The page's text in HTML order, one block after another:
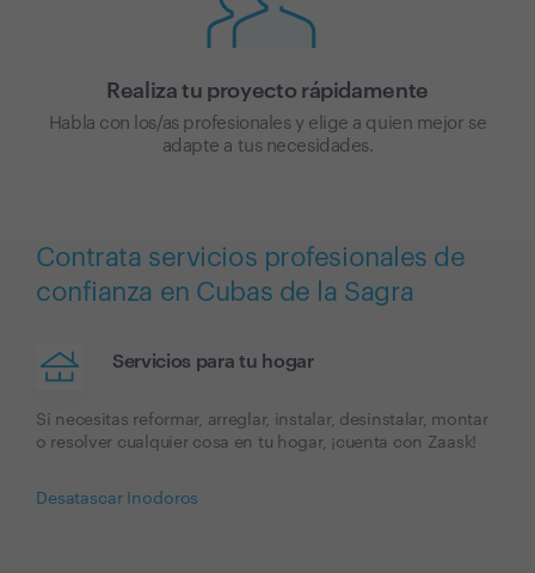
Realiza tu proyecto rápidamente
Habla con los/as profesionales y elige a quien mejor se
adapte a tus necesidades.
Contrata servicios profesionales de
confianza en Cubas de la Sagra
Servicios para tu hogar
Si necesitas reformar, arreglar, instalar, desinstalar, montar
o resolver cualquier cosa en tu hogar, ¡cuenta con Zaask!
Desatascar Inodoros